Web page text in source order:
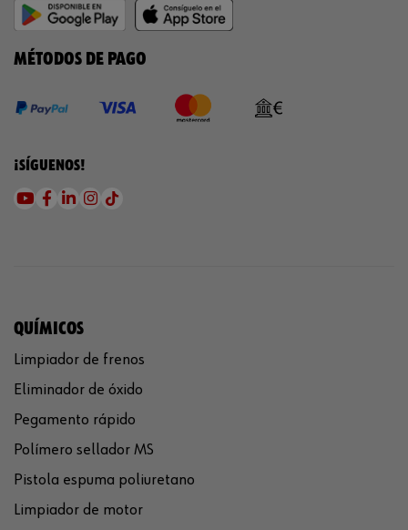
MÉTODOS DE PAGO
¡SÍGUENOS!
QUÍMICOS
Limpiador de frenos
Eliminador de óxido
Pegamento rápido
Polímero sellador MS
Pistola espuma poliuretano
Limpiador de motor